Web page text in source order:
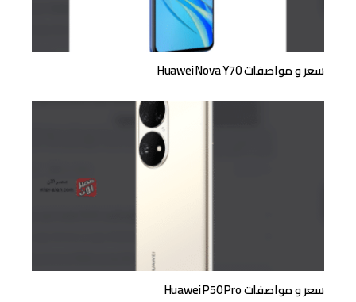
سعر و مواصفات Huawei Nova Y70
سعر و مواصفات Huawei P50 Pro